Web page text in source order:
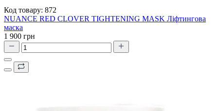
Код товару: 872
NUANCE RED CLOVER TIGHTENING MASK Ліфтингова
маска
1 900 грн